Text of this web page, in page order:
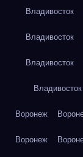
Владивосток
Владивосток
Владивосток
Владивосток
Воронеж
Воронеж